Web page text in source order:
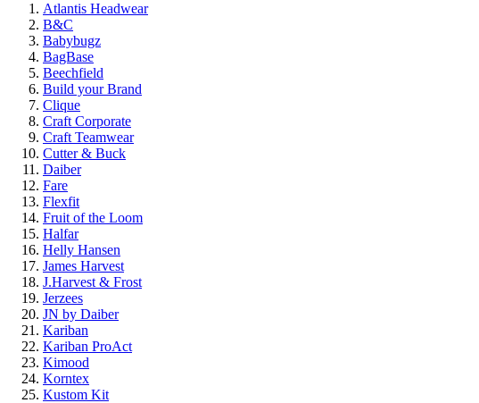
Atlantis Headwear
B&C
Babybugz
BagBase
Beechfield
Build your Brand
Clique
Craft Corporate
Craft Teamwear
Cutter & Buck
Daiber
Fare
Flexfit
Fruit of the Loom
Halfar
Helly Hansen
James Harvest
J.Harvest & Frost
Jerzees
JN by Daiber
Kariban
Kariban ProAct
Kimood
Korntex
Kustom Kit